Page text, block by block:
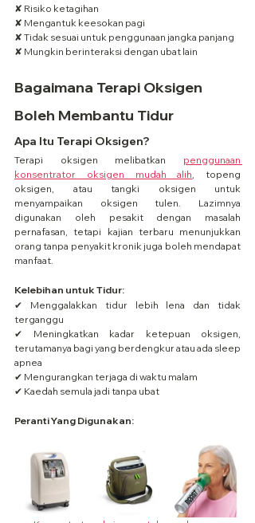
✘ Risiko ketagihan
✘ Mengantuk keesokan pagi
✘ Tidak sesuai untuk penggunaan jangka panjang
✘ Mungkin berinteraksi dengan ubat lain
Bagaimana Terapi Oksigen
Boleh Membantu Tidur
Apa Itu Terapi Oksigen?
Terapi oksigen melibatkan penggunaan
konsentrator oksigen mudah alih , topeng
oksigen, atau tangki oksigen untuk
menyampaikan oksigen tulen. Lazimnya
digunakan oleh pesakit dengan masalah
pernafasan, tetapi kajian terbaru menunjukkan
orang tanpa penyakit kronik juga boleh mendapat
manfaat.
Kelebihan untuk Tidur:
✔ Menggalakkan tidur lebih lena dan tidak
terganggu
✔ Meningkatkan kadar ketepuan oksigen,
terutamanya bagi yang berdengkur atau ada sleep
apnea
✔ Mengurangkan terjaga di waktu malam
✔ Kaedah semula jadi tanpa ubat
Peranti Yang Digunakan: